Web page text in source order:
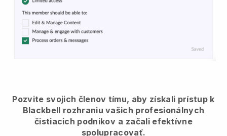
Pozvite svojich členov tímu, aby získali prístup k
Blackbell rozhraniu vašich profesionálnych
čistiacich podnikov a začali efektívne
spolupracovať.